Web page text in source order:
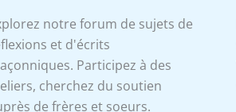
notre forum de sujets de
et d'écrits
Participez à des
cherchez du soutien
de frères et soeurs.